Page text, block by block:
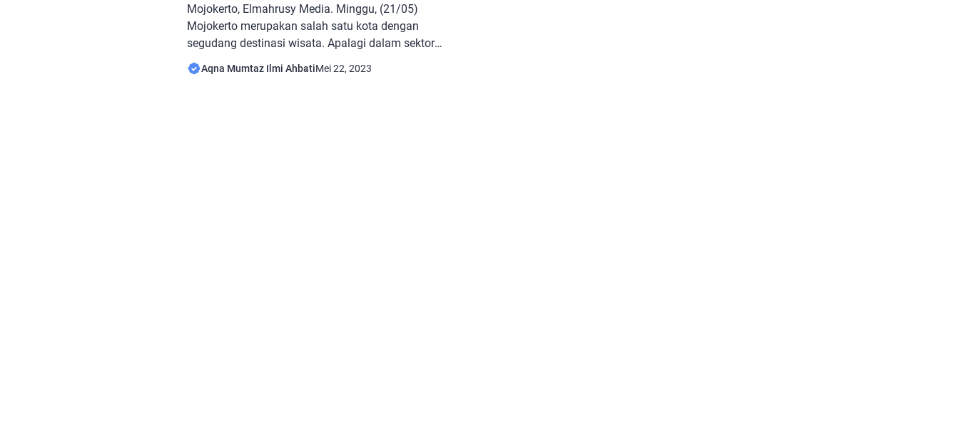
Mojokerto, Elmahrusy Media. Minggu, (21/05)
Mojokerto merupakan salah satu kota dengan
segudang destinasi wisata. Apalagi dalam sektor
pariwisata sejarah, di sana masih kental akan sejarah
budaya yang ditampilkan. Kebetulan kami
Aqna Mumtaz Ilmi AhbatiMei 22, 2023